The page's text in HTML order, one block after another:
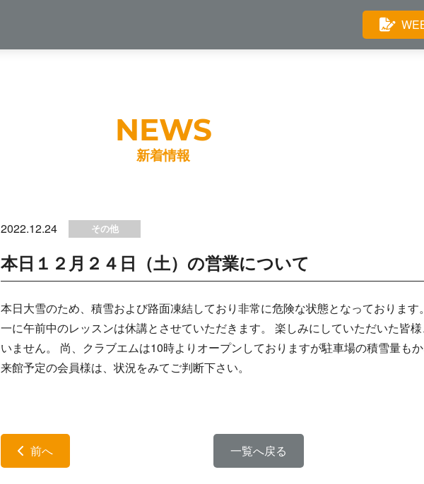
新着情報
2022.12.24 その他
本日１２月２４日（土）の営業について
本日大雪のため、積雪および路面凍結しており非常に危険な状態となっております
一に午前中のレッスンは休講とさせていただきます。 楽しみにしていただいた皆
いません。 尚、クラブエムは10時よりオープンしておりますが駐車場の積雪量も
来館予定の会員様は、状況をみてご判断下さい。
前へ 一覧へ戻る